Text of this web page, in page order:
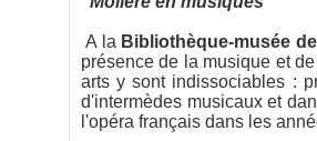
A la Bibliothèque-musée
présence de la musique et
arts y sont indissociables :
d'intermèdes musicaux et
l'opéra français dans les